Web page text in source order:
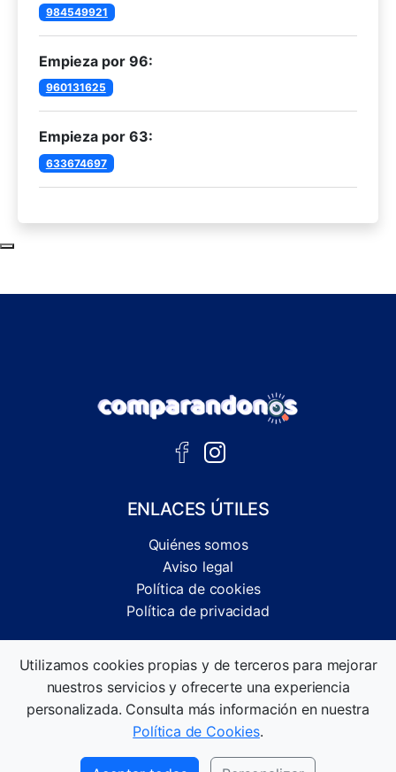
984549921
Empieza por 96:
960131625
Empieza por 63:
633674697
ENLACES ÚTILES
Quiénes somos
Aviso legal
Política de cookies
Política de privacidad
informativas.
©2026 Comparandonos. Todos los derechos reservados.
Utilizamos cookies propias y de terceros para mejorar
nuestros servicios y ofrecerte una experiencia
personalizada. Consulta más información en nuestra
Política de Cookies.